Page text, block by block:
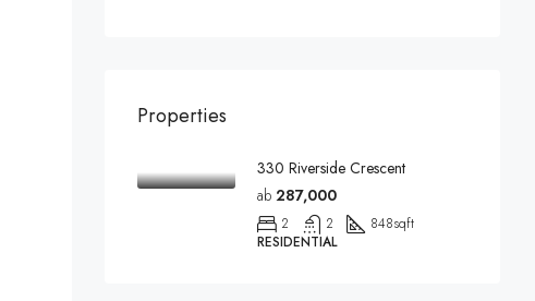
Properties
330 Riverside Crescent
ab 287,000
2 2 848sqft
RESIDENTIAL